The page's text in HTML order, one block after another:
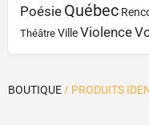
Poésie Québec
Théâtre VilleViolence
BOUTIQUE / PRODUITS